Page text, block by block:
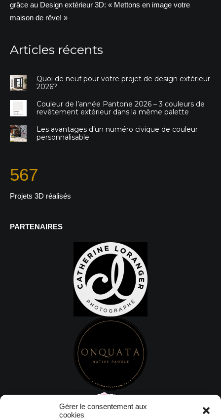
Gérer le consentement aux
cookies
grâce au Design extérieur 3D: « Mettons en image votre
maison de rêve! »
Articles récents
Quoi de neuf pour votre projet de design extérieur
2026?
Couleur de l’année Pantone 2026 – 3 couleurs de
revêtement extérieur dans la même palette
Les avantages d’un numéro civique de couleur
personnalisable
567
Projets 3D réalisés
PARTENAIRES